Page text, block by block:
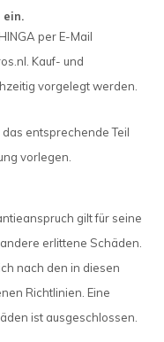
ein.
per E-Mail
. Kauf- und
vorgelegt werden.
entsprechende Teil
vorlegen.
gilt für seine
erlittene Schäden.
nach den in diesen
Richtlinien. Eine
ist ausgeschlossen.